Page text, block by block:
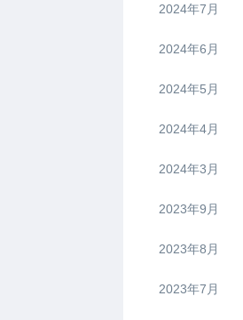
2024年7月
2024年6月
2024年5月
2024年4月
2024年3月
2023年9月
2023年8月
2023年7月